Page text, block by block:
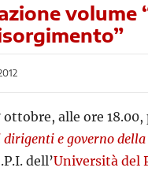
volume
ottobre, alle ore
dirigenti e governo
dell’Università del